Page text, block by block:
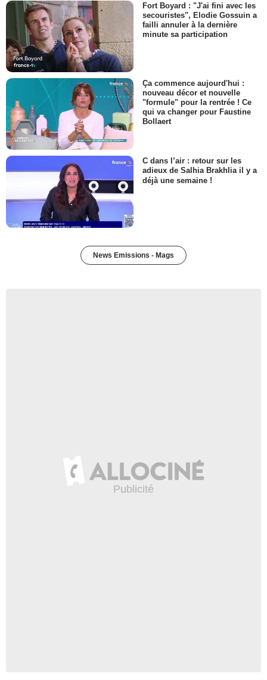
Fort Boyard : "J'ai fini avec les
secouristes", Elodie Gossuin a
failli annuler à la dernière
minute sa participation
Ça commence aujourd'hui :
nouveau décor et nouvelle
"formule" pour la rentrée ! Ce
qui va changer pour Faustine
Bollaert
C dans l’air : retour sur les
adieux de Salhia Brakhlia il y a
déjà une semaine !
News Emissions - Mags